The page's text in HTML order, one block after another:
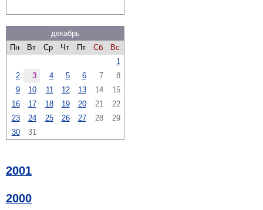
декабрь
Пн
Вт Ср Чт Пт Сб
Вс
1
2
3 4 5 6 7
8
9
10 11 12 13 14
15
16
17 18 19 20 21
22
23
24 25 26 27 28
29
30
31
2001
2000